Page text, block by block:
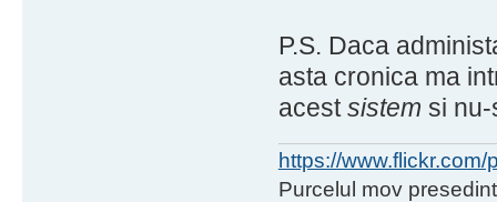
P.S. Daca
asta cronica ma
acestsistem si
https://
Purcelul mov